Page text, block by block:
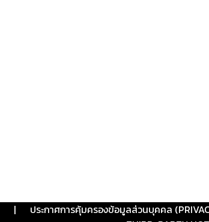
| ประกาศการคุ้มครองข้อมูลส่วนบุคคล